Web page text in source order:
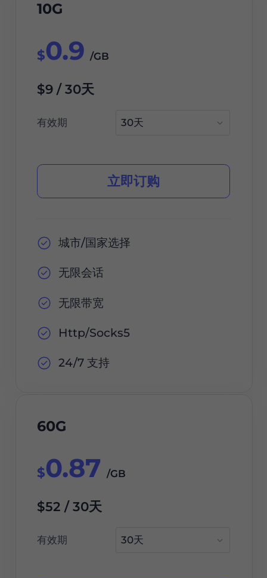
10G
$0.9 /GB
$9 / 30天
有效期
立即订购
城市/国家选择
无限会话
无限带宽
Http/Socks5
24/7 支持
60G
$0.87 /GB
$52 / 30天
有效期